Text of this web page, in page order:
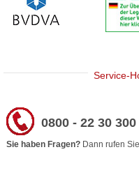
Service-
0800 - 22 30
Sie haben Fragen? Dann rufen